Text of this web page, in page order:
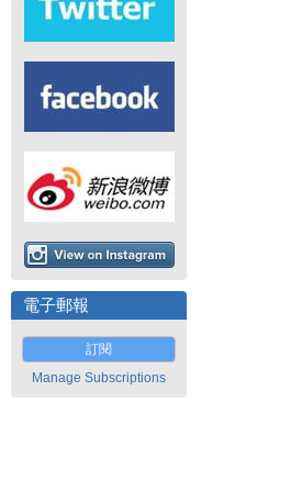
電子郵報
訂閱
Manage Subscriptions